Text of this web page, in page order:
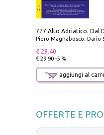
Piero Magnabosco; Dario Silvestro; Marco
€ 28.40
€ 29.90 -5 %
aggiungi al
OFFERTE E